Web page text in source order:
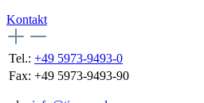
Kontakt
Tel.: +49 5973-9493-0
Fax: +49 5973-9493-90